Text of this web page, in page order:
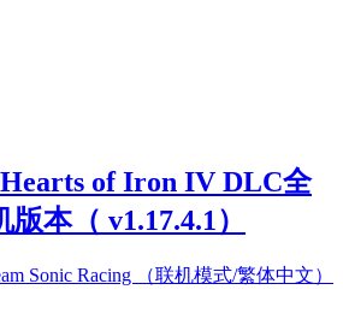
of Iron IV DLC全
本（ v1.17.4.1）